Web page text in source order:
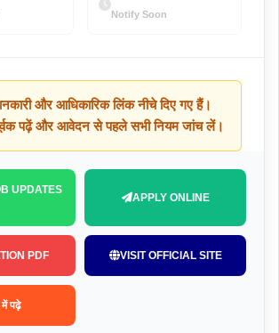
Notify Soon
और आधिकारिक लिंक नीचे दिए गए हैं।
पढ़ें और आवेदन से पहले सभी नियम जांच लें।
UPDATES
APPLY ONLINE
PDF VISIT OFFICIAL SITE
में पढ़े